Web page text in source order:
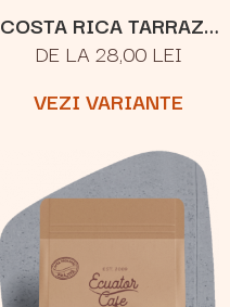
COSTA RICA TARRAZU
SAN RAFAEL
DE LA 28,00 LEI
VEZI VARIANTE